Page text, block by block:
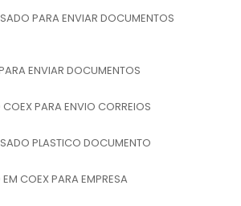
PARA ENVIAR DOCUMENTOS
ENVIAR DOCUMENTOS
COEX PARA ENVIO CORREIOS
PLASTICO DOCUMENTO
COEX PARA EMPRESA